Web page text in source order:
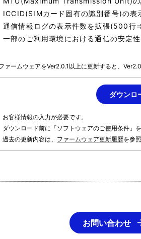
ICCID(SIMカード固有の識別番号)の表
通信情報ログの表示件数を拡張(500
一部のご利用環境における通信の安定
ァームウェアをVer2.0.1以上に更新すると、
ダウンロ
お客様情報の入力が必要です。
ダウンロード前に「ソフトウェアのご使用条件」
過去の更新内容は、 ファームウェア更新履歴を参
お問い合わせ